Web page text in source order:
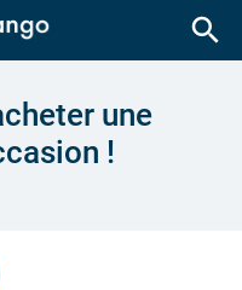
search
une
!